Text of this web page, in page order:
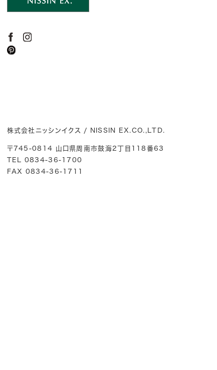
株式会社ニッシンイクス / NISSIN EX.CO.,LTD.
〒745-0814 山口県周南市鼓海2丁目118番63
TEL 0834-36-1700
FAX 0834-36-1711